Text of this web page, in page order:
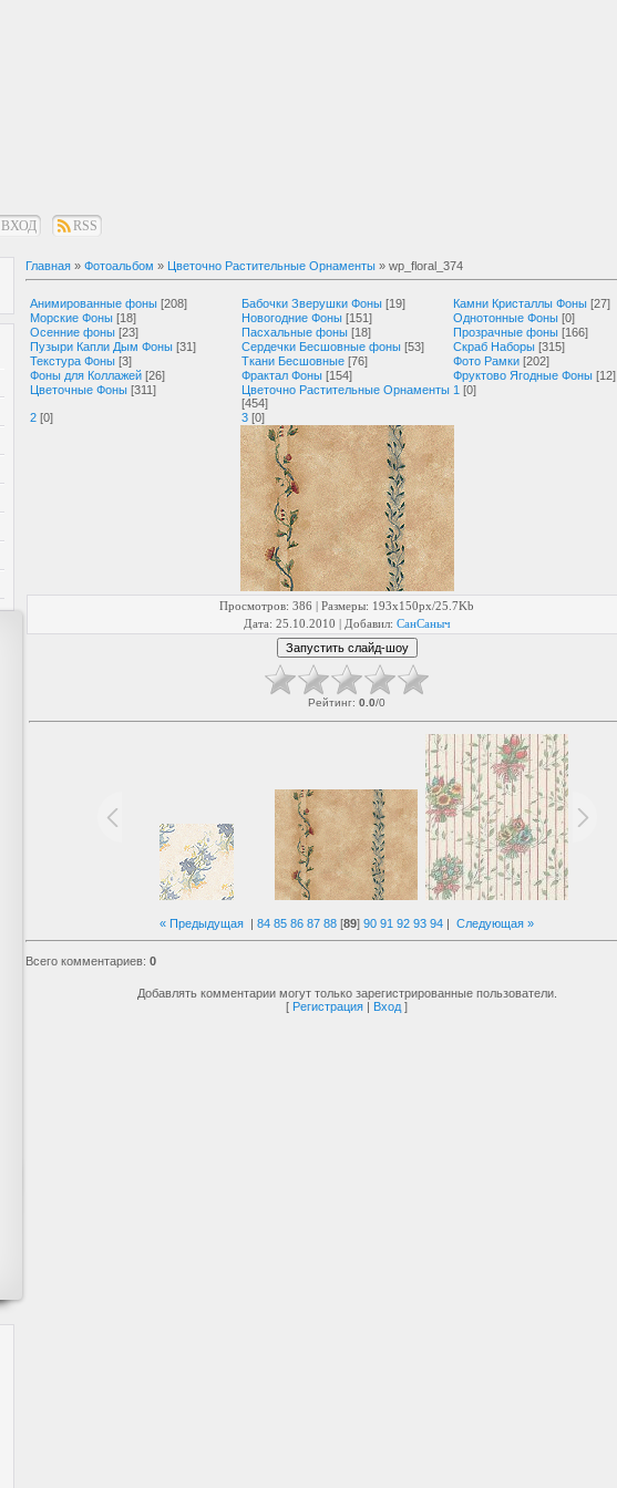
ВХОД RSS
Главная » Фотоальбом » Цветочно Растительные Орнаменты » wp_floral_374
Анимированные фоны [208] Бабочки Зверушки Фоны [19] Камни Кристаллы Фоны [27]
Морские Фоны [18] Новогодние Фоны [151] Однотонные Фоны [0]
Осенние фоны [23] Пасхальные фоны [18] Прозрачные фоны [166]
Пузыри Капли Дым Фоны [31] Сердечки Бесшовные фоны [53] Скраб Наборы [315]
Текстура Фоны [3] Ткани Бесшовные [76] Фото Рамки [202]
Фоны для Коллажей [26] Фрактал Фоны [154] Фруктово Ягодные Фоны [12]
Цветочные Фоны [311]
Цветочно Растительные Орнаменты
[454]
1 [0]
2 [0] 3 [0]
Просмотров: 386 | Размеры: 193x150px/25.7Kb
Дата: 25.10.2010 | Добавил: СанСаныч
Рейтинг: 0.0/0
« Предыдущая | 84 85 86 87 88 [89] 90 91 92 93 94 | Следующая »
Всего комментариев: 0
Добавлять комментарии могут только зарегистрированные пользователи.
[ Регистрация | Вход ]